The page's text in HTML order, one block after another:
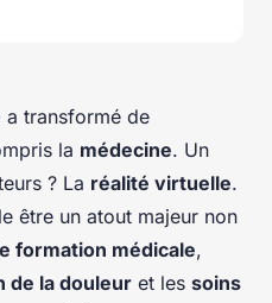
a transformé de
la médecine. Un
? La réalité virtuelle.
être un atout majeur non
formation médicale,
de la douleur et les soins